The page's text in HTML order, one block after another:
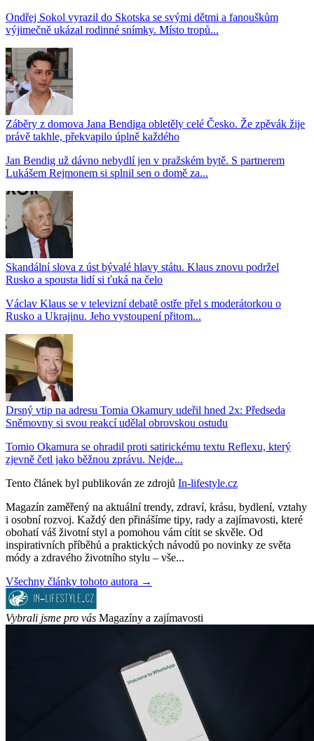
Ondřej Sokol vyrazil do Skotska se svými dětmi a fanouškům
výjimečně ukázal rodinné snímky. Místo tropů...
Záběry z domova Jana Bendiga obletěly celé Česko. Že zpěvák žije
právě takhle, překvapilo úplně každého
Jan Bendig už dávno nebydlí jen v pražském bytě. S partnerem
Lukášem Rejmonem si splnil sen o domě za...
Skandální slova z úst bývalé hlavy státu. Klaus znovu podržel
Rusko a spousta lidí si ťuká na čelo
Václav Klaus se v televizní debatě ostře přel s moderátorkou o
Rusko a Ukrajinu. Jeho vystoupení přitom...
Drsný vtip na adresu Tomia Okamury udeřil hned 2x: Předseda
Sněmovny si svou reakcí udělal obrovskou ostudu
Tomio Okamura se ohradil proti satirickému textu Reflexu, který
zjevně četl jako běžnou zprávu. Nejde...
Tento článek byl publikován ze zdrojů In-lifestyle.cz
Magazín zaměřený na aktuální trendy, zdraví, krásu, bydlení, vztahy
i osobní rozvoj. Každý den přinášíme tipy, rady a zajímavosti, které
obohatí váš životní styl a pomohou vám cítit se skvěle. Od
inspirativních příběhů a praktických návodů po novinky ze světa
módy a zdravého životního stylu – vše...
Všechny články tohoto autora →
Vybrali jsme pro vás Magazíny a zajímavosti